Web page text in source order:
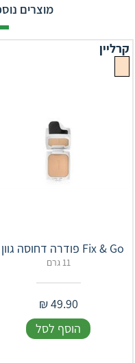
מוצרים
קרליין
Fix & Go פודרה דחוסה גוון 0
11 גרם
49.90
₪
הוסף לסל